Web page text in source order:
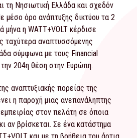
τη Νησιωτική Ελλάδα και σχεδόν
μέσο όρο ανάπτυξης δικτύου τα 2
μήνα η WATT+VOLT κέρδισε
ταχύτερα αναπτυσσόμενης
σύμφωνα με τους Financial
204η θέση στην Ευρώπη.
αναπτυξιακής πορείας της
η παροχή μιας ανεπανάληπτης
στον πελάτη σε όποια
αν βρίσκεται. Σε ένα κατάστημα